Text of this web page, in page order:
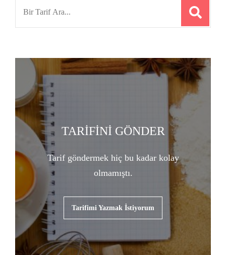
TARİFİNİ GÖNDER
Tarif göndermek hiç bu kadar kolay
olmamıştı.
Tarifimi Yazmak İstiyorum